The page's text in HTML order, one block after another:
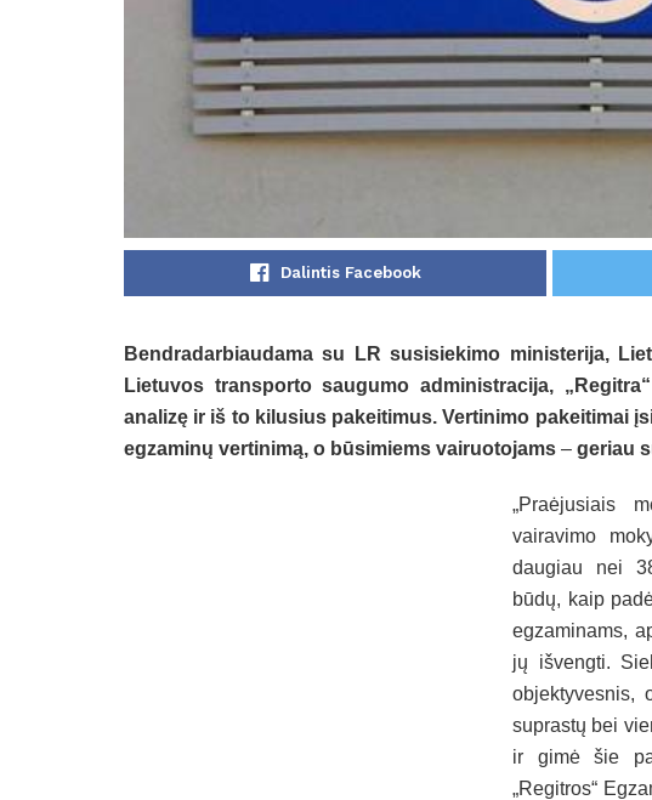
Dalintis Facebook
Bendradarbiaudama su LR susisiekimo ministerija,
Lietuvos transporto saugumo administracija,
analizę ir iš to kilusius pakeitimus. Vertinimo pakeitimai
egzaminų vertinimą, o būsimiems vairuotojams – geriau
„Praėjusiais
vairavimo
daugiau nei
būdų, kaip
egzaminams,
jų išvengti.
objektyvesnis,
suprastų bei
ir gimė šie
„Regitros“